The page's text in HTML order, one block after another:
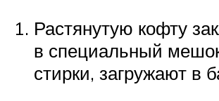
Растянутую кофту
в специальный
стирки, загружают в